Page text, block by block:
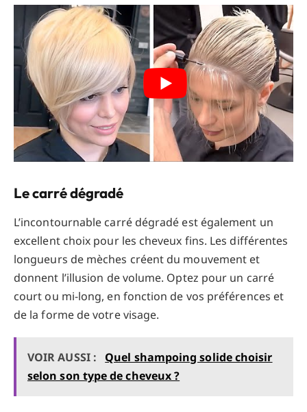
Le carré dégradé
L’incontournable carré dégradé est également un
excellent choix pour les cheveux fins. Les différentes
longueurs de mèches créent du mouvement et
donnent l’illusion de volume. Optez pour un carré
court ou mi-long, en fonction de vos préférences et
de la forme de votre visage.
VOIR AUSSI :
Quel shampoing solide choisir
selon son type de cheveux ?